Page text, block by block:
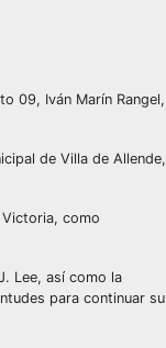
09, Iván Marín Rangel,
de Villa de Allende,
Victoria, como
Lee, así como la
para continuar su